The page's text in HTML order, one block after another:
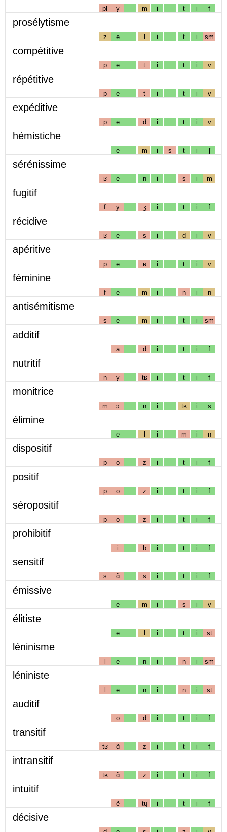
pl y m i t i f
prosélytisme
z e l i t i sm
compétitive
p e t i t i v
répétitive
p e t i t i v
expéditive
p e d i t i v
hémistiche
e m i s t i ʃ
sérénissime
ʁ e n i s i m
fugitif
f y ʒ i t i f
récidive
ʁ e s i d i v
apéritive
p e ʁ i t i v
féminine
f e m i n i n
antisémitisme
s e m i t i sm
additif
a d i t i f
nutritif
n y tʁ i t i f
monitrice
m ɔ n i tʁ i s
élimine
e l i m i n
dispositif
p o z i t i f
positif
p o z i t i f
séropositif
p o z i t i f
prohibitif
i b i t i f
sensitif
s ɑ̃ s i t i f
émissive
e m i s i v
élitiste
e l i t i st
léninisme
l e n i n i sm
léniniste
l e n i n i st
auditif
o d i t i f
transitif
tʁ ɑ̃ z i t i f
intransitif
tʁ ɑ̃ z i t i f
intuitif
ẽ tɥ i t i f
décisive